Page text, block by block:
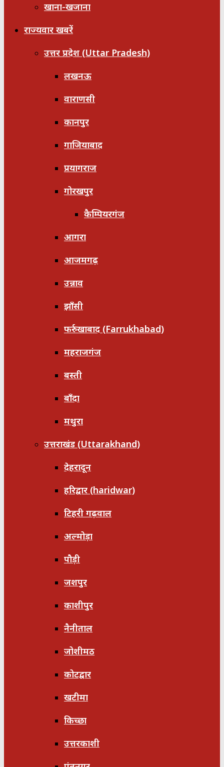
खाना-खजाना
राज्यवार खबरें
उत्तर प्रदेश (Uttar Pradesh)
लखनऊ
वाराणसी
कानपुर
गाजियाबाद
प्रयागराज
गोरखपुर
कैम्पियरगंज
आगरा
आजमगढ़
उन्नाव
झाँसी
फर्रुखाबाद (Farrukhabad)
महराजगंज
बस्ती
बाँदा
मथुरा
उत्तराखंड (Uttarakhand)
देहरादून
हरिद्वार (haridwar)
टिहरी गढ़वाल
अल्मोड़ा
पौड़ी
जशपुर
काशीपुर
नैनीताल
जोशीमठ
कोटद्वार
खटीमा
किच्छा
उत्तरकाशी